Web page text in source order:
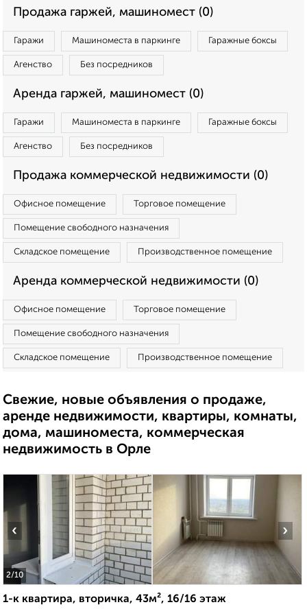
Продажа гаржей, машиномест (0)
Гаражи Машиноместа в паркинге Гаражные боксы
Агенство Без посредников
Аренда гаржей, машиномест (0)
Гаражи Машиноместа в паркинге Гаражные боксы
Агенство Без посредников
Продажа коммерческой недвижимости (0)
Офисное помещение Торговое помещение
Помещение свободного назначения
Складское помещение Производственное помещение
Аренда коммерческой недвижимости (0)
Офисное помещение Торговое помещение
Помещение свободного назначения
Складское помещение Производственное помещение
Свежие, новые объявления о продаже,
аренде недвижимости, квартиры, комнаты,
дома, машиноместа, коммерческая
недвижимость в Орле
2/10
‹ ›
1-к квартира, вторичка, 43м², 16/16 этаж